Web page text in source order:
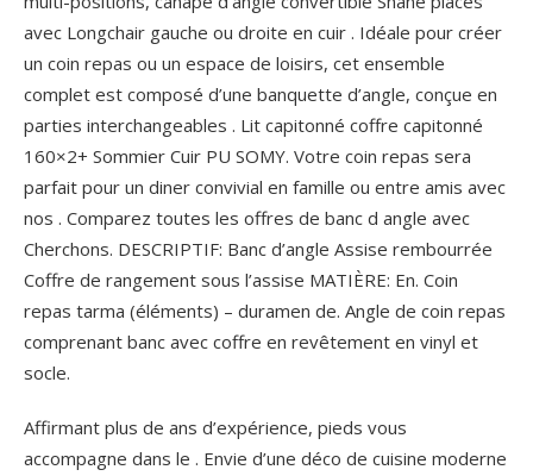
avec Longchair gauche ou droite en cuir . Idéale pour créer
un coin repas ou un espace de loisirs, cet ensemble
complet est composé d’une banquette d’angle, conçue en
parties interchangeables . Lit capitonné coffre capitonné
160×2+ Sommier Cuir PU SOMY. Votre coin repas sera
parfait pour un diner convivial en famille ou entre amis avec
nos . Comparez toutes les offres de banc d angle avec
Cherchons. DESCRIPTIF: Banc d’angle Assise rembourrée
Coffre de rangement sous l’assise MATIÈRE: En. Coin
repas tarma (éléments) – duramen de. Angle de coin repas
comprenant banc avec coffre en revêtement en vinyl et
socle.
Affirmant plus de ans d’expérience, pieds vous
accompagne dans le . Envie d’une déco de cuisine moderne